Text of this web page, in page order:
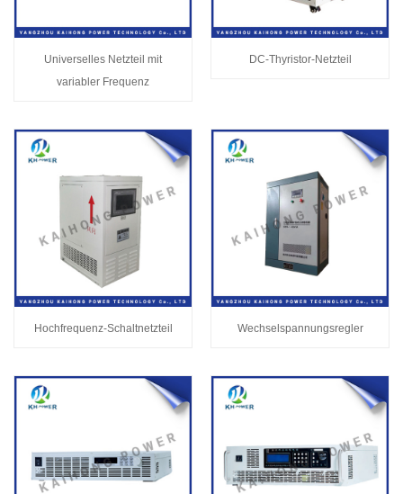
Universelles Netzteil mit
variabler Frequenz
DC-Thyristor-Netzteil
Hochfrequenz-Schaltnetzteil Wechselspannungsregler